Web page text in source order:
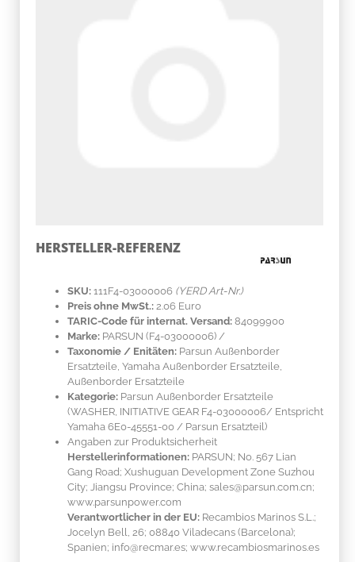
HERSTELLER-REFERENZ
SKU: 111F4-03000006 (YERD Art-Nr.)
Preis ohne MwSt.: 2.06 Euro
TARIC-Code für internat. Versand: 84099900
Marke: PARSUN (F4-03000006) /
Taxonomie / Enitäten: Parsun Außenborder
Ersatzteile, Yamaha Außenborder Ersatzteile,
Außenborder Ersatzteile
Kategorie: Parsun Außenborder Ersatzteile
(WASHER, INITIATIVE GEAR F4-03000006/ Entspricht
Yamaha 6E0-45551-00 / Parsun Ersatzteil)
Angaben zur Produktsicherheit
Herstellerinformationen: PARSUN; No. 567 Lian
Gang Road; Xushuguan Development Zone Suzhou
City; Jiangsu Province; China; sales@parsun.com.cn;
www.parsunpower.com
Verantwortlicher in der EU: Recambios Marinos S.L.;
Jocelyn Bell, 26; 08840 Viladecans (Barcelona);
Spanien; info@recmar.es; www.recambiosmarinos.es